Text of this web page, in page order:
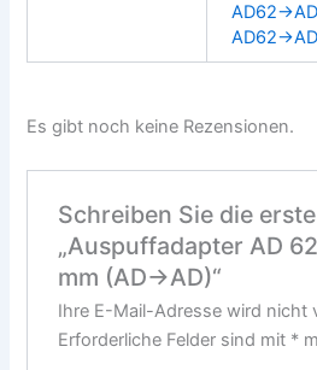
Es gibt noch keine Rezensionen.
Schreiben Sie die
„Auspuffadapter AD
mm (AD→AD)“
Ihre E-Mail-Adresse wird nicht
Erforderliche Felder sind mit *